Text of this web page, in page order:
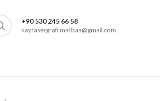
+90 530 245 66 58
kayrasergrafi.matbaa@gmail.com